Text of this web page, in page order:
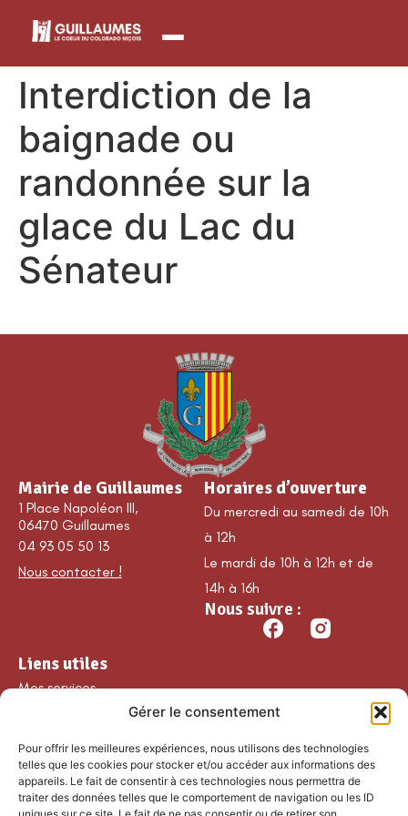
Gérer le consentement
Pour offrir les meilleures expériences, nous utilisons des technologies
telles que les cookies pour stocker et/ou accéder aux informations des
appareils. Le fait de consentir à ces technologies nous permettra de
traiter des données telles que le comportement de navigation ou les ID
principal
Interdiction de la
baignade ou
randonnée sur la
glace du Lac du
Sénateur
Mairie de Guillaumes
1 Place Napoléon III,
06470 Guillaumes
04 93 05 50 13
Nous contacter !
Horaires d’ouverture
Du mercredi au samedi de 10h
à 12h
Le mardi de 10h à 12h et de
14h à 16h
Nous suivre :
Liens utiles
Mes services
Nos loisirs
Agenda